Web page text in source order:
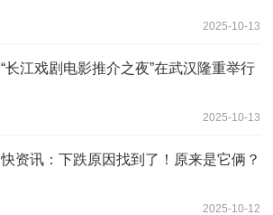
2025-10-13
“长江戏剧电影推介之夜”在武汉隆重举行
2025-10-13
快资讯：下跌原因找到了！原来是它俩？
2025-10-12